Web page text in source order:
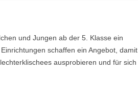
und Jungen ab der 5. Klasse ein
schaffen ein Angebot, damit
ausprobieren und für sich